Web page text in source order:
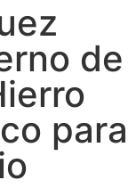
de
para